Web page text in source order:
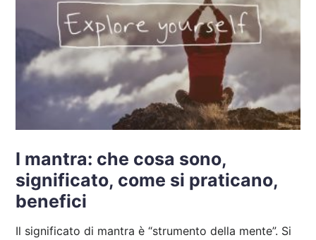
I mantra: che cosa sono,
significato, come si praticano,
benefici
Il significato di mantra è “strumento della mente”. Si